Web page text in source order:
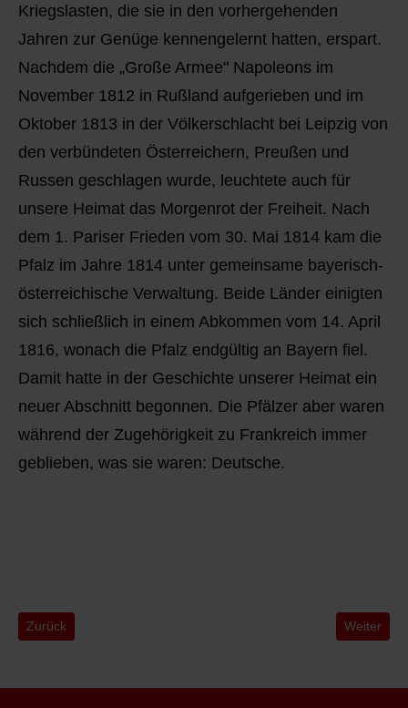
Kriegslasten, die sie in den vorhergehenden
Jahren zur Genüge kennengelernt hatten, erspart.
Nachdem die „Große Armee" Napoleons im
November 1812 in Rußland aufgerieben und im
Oktober 1813 in der Völkerschlacht bei Leipzig von
den verbündeten Österreichern, Preußen und
Russen geschlagen wurde, leuchtete auch für
unsere Heimat das Morgenrot der Freiheit. Nach
dem 1. Pariser Frieden vom 30. Mai 1814 kam die
Pfalz im Jahre 1814 unter gemeinsame bayerisch-
österreichische Verwaltung. Beide Länder einigten
sich schließlich in einem Abkommen vom 14. April
1816, wonach die Pfalz endgültig an Bayern fiel.
Damit hatte in der Geschichte unserer Heimat ein
neuer Abschnitt begonnen. Die Pfälzer aber waren
während der Zugehörigkeit zu Frankreich immer
geblieben, was sie waren: Deutsche.
Vorheriger Beitrag: 2 c) Politische Geschichte (3) des oberen
Zurück Nächster
Weiter